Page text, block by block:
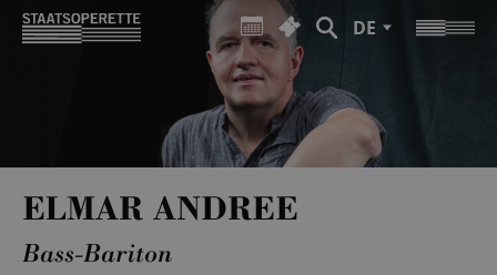
DE
ELMAR ANDREE
Bass-Bariton